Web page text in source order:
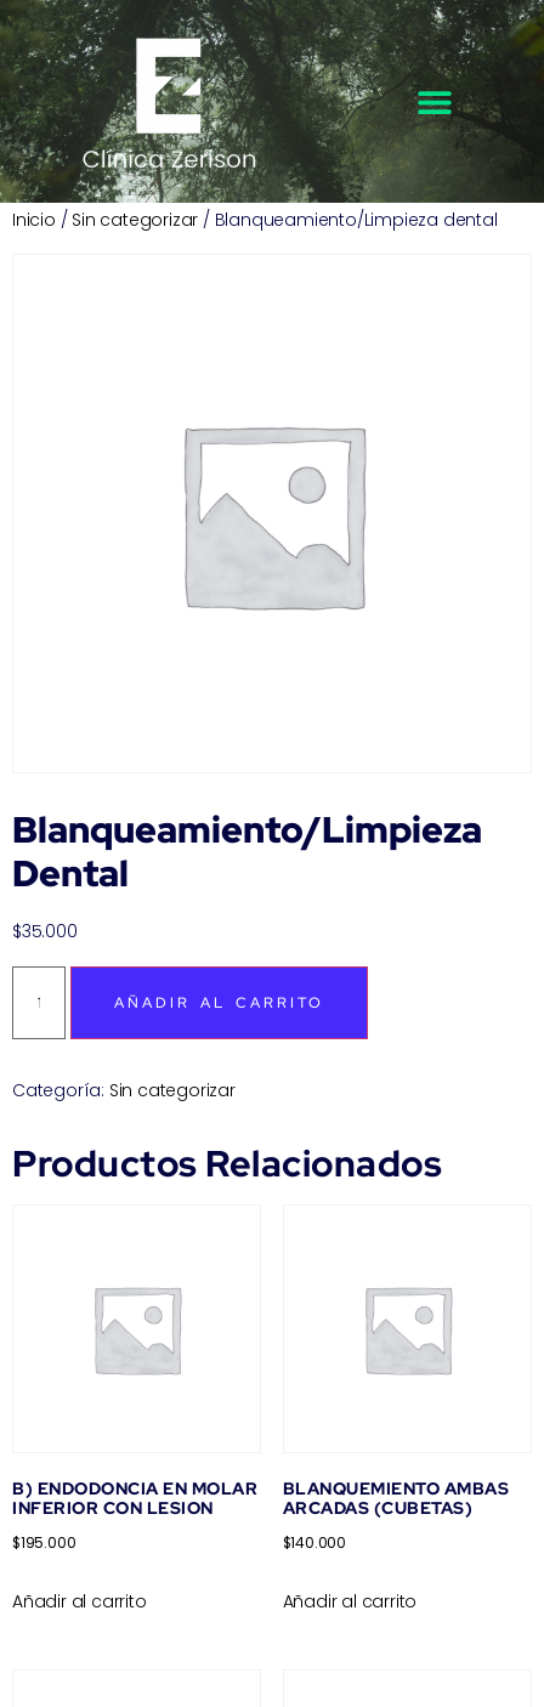
Inicio / Sin categorizar / Blanqueamiento/Limpieza dental
Blanqueamiento/Limpieza
Dental
$35.000
AÑADIR AL CARRITO
Categoría: Sin categorizar
Productos Relacionados
B) ENDODONCIA EN MOLAR
INFERIOR CON LESION
$195.000
Añadir al carrito
BLANQUEMIENTO AMBAS
ARCADAS (CUBETAS)
$140.000
Añadir al carrito